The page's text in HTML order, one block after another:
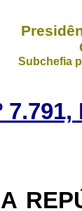
Subchefia